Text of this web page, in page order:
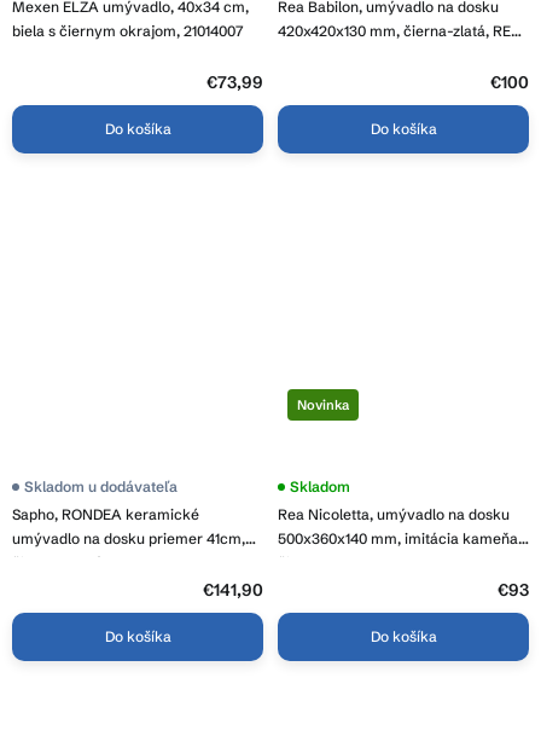
Mexen ELZA umývadlo, 40x34 cm,
biela s čiernym okrajom, 21014007
produktu
je
€73,99
Do košíka
Rea Babilon, umývadlo na dosku
420x420x130 mm, čierna-zlatá, REA-
€100
Do košíka
Sapho, RONDEA keramické
umývadlo na dosku priemer 41cm,
čierna matná, AR445B
Skladom u dodávateľa
€141,90
Do košíka
Novinka
Rea Nicoletta, umývadlo na dosku
500x360x140 mm, imitácia kameňa-
čierna, REA-U7345
Skladom
€93
Do košíka